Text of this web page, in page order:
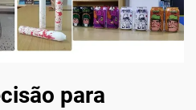
para